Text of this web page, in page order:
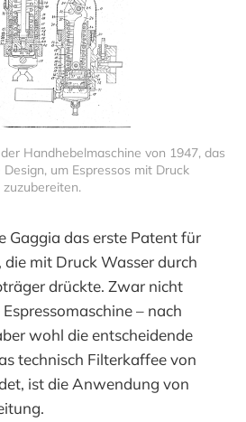
Handhebelmaschine von 1947, das
um Espressos mit Druck
zuzubereiten.
Gaggia das erste Patent für
mit Druck Wasser durch
drückte. Zwar nicht
– nach
wohl die entscheidende
technisch Filterkaffee von
ist die Anwendung von